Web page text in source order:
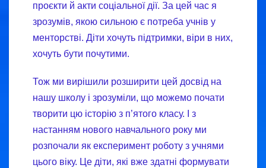
проєкти й акти соціальної дії. За цей час я
зрозумів, якою сильною є потреба учнів у
менторстві. Діти хочуть підтримки, віри в них,
хочуть бути почутими.
Тож ми вирішили розширити цей досвід на
нашу школу і зрозуміли, що можемо почати
творити цю історію з п’ятого класу. І з
настанням нового навчального року ми
розпочали як експеримент роботу з учнями
цього віку. Це діти, які вже здатні формувати